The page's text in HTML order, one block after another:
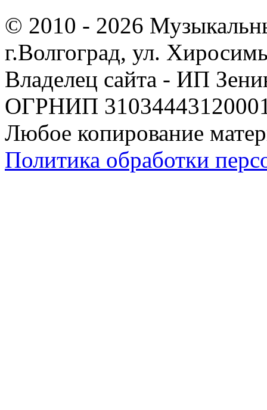
© 2010 - 2026
г.Волгоград, ул.
Владелец сайта - ИП
ОГРНИП
Любое копирование
Политика обработки